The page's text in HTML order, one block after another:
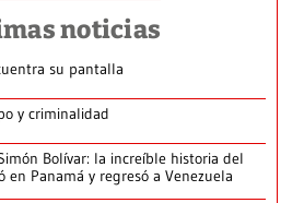
noticias
su pantalla​
y criminalidad
Bolívar: la increíble historia del
en Panamá y regresó a Venezuela